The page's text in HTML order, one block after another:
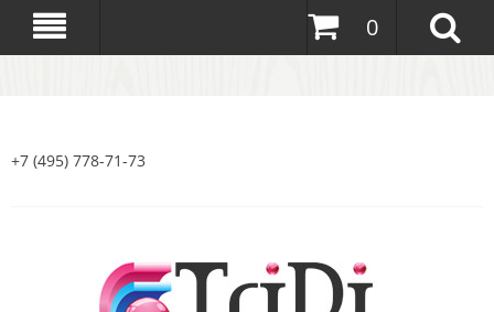
0
+7 (495) 778-71-73